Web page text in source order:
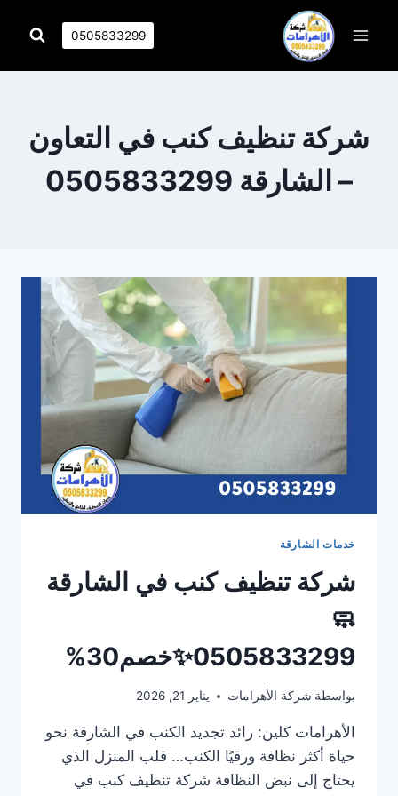
0505833299
شركة تنظيف كنب في التعاون
– الشارقة 0505833299
خدمات الشارقة
شركة تنظيف كنب في الشارقة
🧼
0505833299✨خصم30%
بواسطة شركة الأهرامات يناير 21, 2026
الأهرامات كلين: رائد تجديد الكنب في الشارقة نحو
حياة أكثر نظافة ورقيًا الكنب… قلب المنزل الذي
يحتاج إلى نبض النظافة شركة تنظيف كنب في